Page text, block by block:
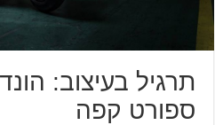
ספורט קפה